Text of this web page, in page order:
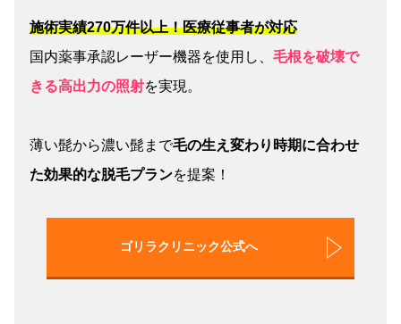
施術実績270万件以上！医療従事者が対応
国内薬事承認レーザー機器を使用し、 毛根を破壊で
きる高出力の照射を実現。
薄い髭から濃い髭まで毛の生え変わり時期に合わせ
た効果的な脱毛プランを提案！
ゴリラクリニック公式へ